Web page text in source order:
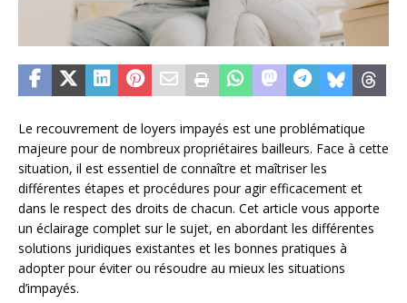
Le recouvrement de loyers impayés est une problématique
majeure pour de nombreux propriétaires bailleurs. Face à cette
situation, il est essentiel de connaître et maîtriser les
différentes étapes et procédures pour agir efficacement et
dans le respect des droits de chacun. Cet article vous apporte
un éclairage complet sur le sujet, en abordant les différentes
solutions juridiques existantes et les bonnes pratiques à
adopter pour éviter ou résoudre au mieux les situations
d’impayés.